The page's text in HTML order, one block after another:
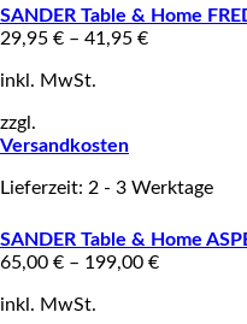
SANDER Table & Home
29,95 € – 41,95 €
inkl. MwSt.
zzgl.
Versandkosten
Lieferzeit: 2 - 3 Werktage
SANDER Table & Home
65,00 € – 199,00 €
inkl. MwSt.